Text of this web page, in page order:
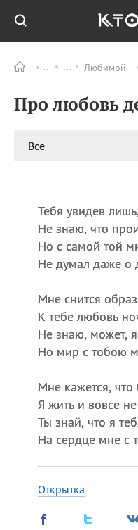
Любимой
Про любовь
Все
Тебя увидев
Не знаю, что
Но с самой той
Не думал даже о
Мне снится
К тебе любовь
Не знаю, может,
Но мир с тобою
Мне кажется, что
Я жить и вовсе
Ты знай, что я
На сердце мне с
Открытка